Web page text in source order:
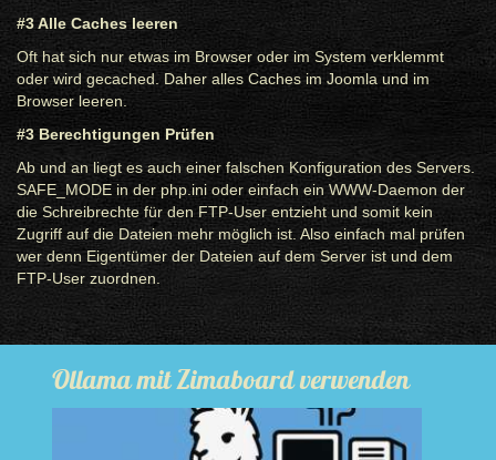
#3 Alle Caches leeren
Oft hat sich nur etwas im Browser oder im System verklemmt
oder wird gecached. Daher alles Caches im Joomla und im
Browser leeren.
#3 Berechtigungen Prüfen
Ab und an liegt es auch einer falschen Konfiguration des Servers.
SAFE_MODE in der php.ini oder einfach ein WWW-Daemon der
die Schreibrechte für den FTP-User entzieht und somit kein
Zugriff auf die Dateien mehr möglich ist. Also einfach mal prüfen
wer denn Eigentümer der Dateien auf dem Server ist und dem
FTP-User zuordnen.
Ollama mit Zimaboard verwenden